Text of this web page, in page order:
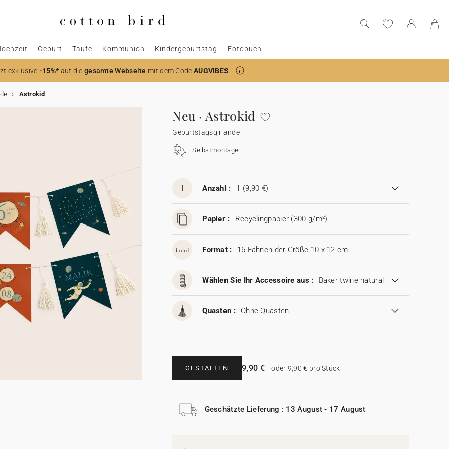
Geburt Taufe Kommunion Kindergeburtstag Fotobuch
exklusive -15%*auf die gesamte Webseite mit dem Code AUGVIBES
Astrokid
Neu · Astrokid
Geburtstagsgirlande
Selbstmontage
1 Anzahl : 1 (9,90 €)
Papier : Recyclingpapier (300 g/m²)
Format : 16 Fahnen der Größe 10 x 12 cm
Wählen Sie Ihr Accessoire aus : Baker twine natural
Quasten : Ohne Quasten
GESTALTEN 9,90 € oder 9,90 € pro Stück
Geschätzte Lieferung : 13 August - 17 August